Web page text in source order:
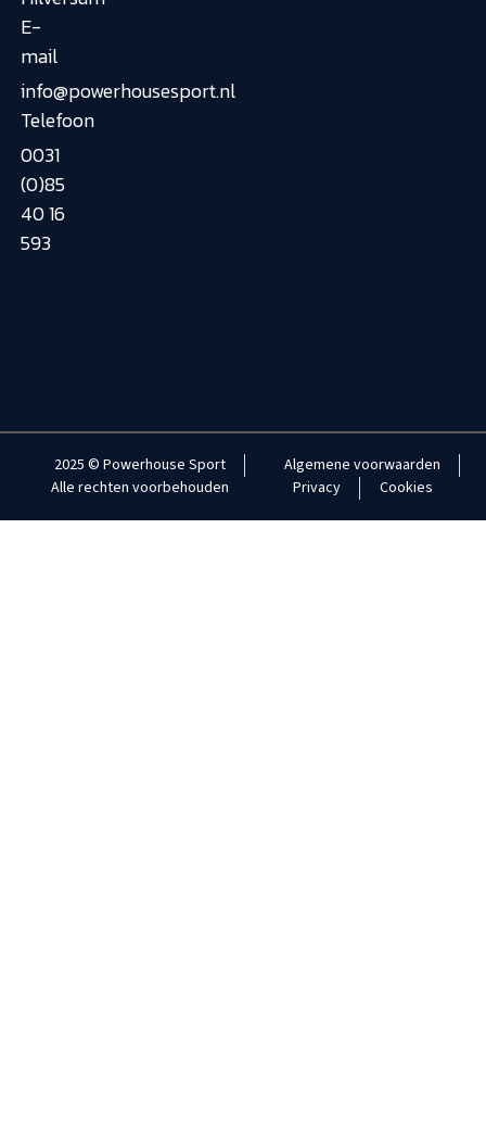
E-
mail
info@powerhousesport.nl
Telefoon
0031
(0)85
40 16
593
2025 © Powerhouse Sport
Alle rechten voorbehouden
Algemene voorwaarden
Privacy
Cookies